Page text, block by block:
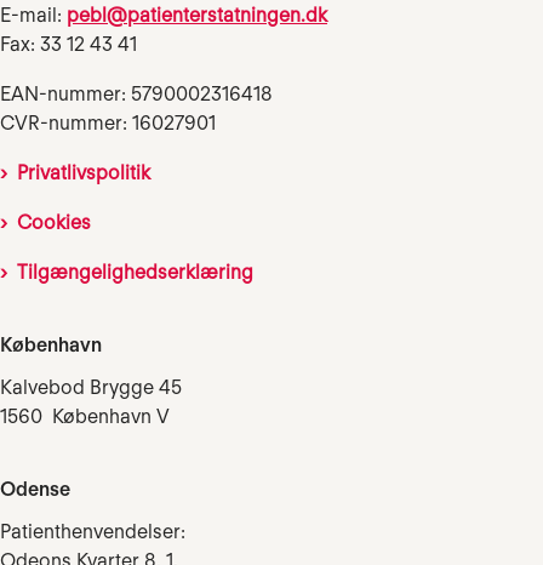
E-mail: pebl@patienterstatningen.dk
Fax: 33 12 43 41
EAN-nummer: 5790002316418
CVR-nummer: 16027901
Privatlivspolitik
Cookies
Tilgængelighedserklæring
København
Kalvebod Brygge 45
1560 København V
Odense
Patienthenvendelser:
Odeons Kvarter 8, 1.